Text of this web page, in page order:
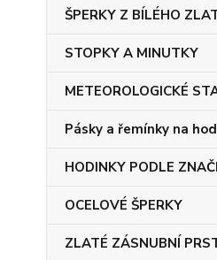
ŠPERKY Z BÍLÉHO
STOPKY A MINUTKY
METEOROLOGICKÉ
Pásky a řemínky na
HODINKY PODLE
OCELOVÉ ŠPERKY
ZLATÉ ZÁSNUBNÍ